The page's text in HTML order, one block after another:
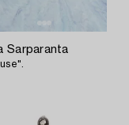
Sarparanta